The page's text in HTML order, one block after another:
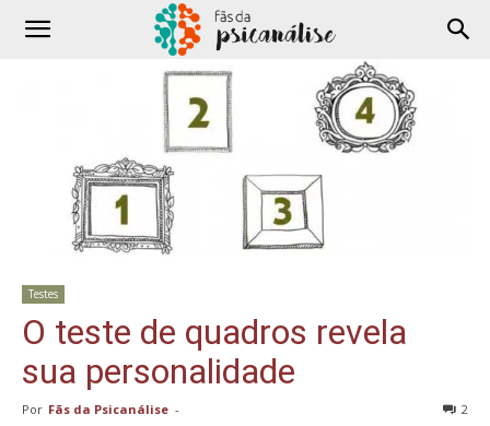
Testes
O teste de quadros revela
sua personalidade
Por Fãs da Psicanálise - 2